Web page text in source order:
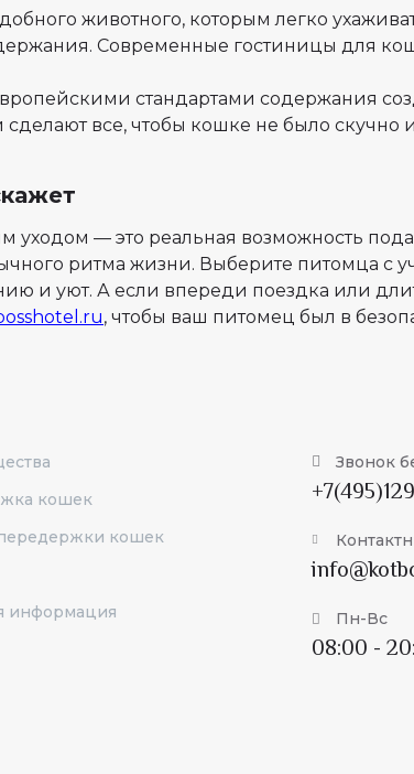
животного, которым легко
Современные гостиницы для
стандартами содержания
все, чтобы кошке не было скучно
уходом — это реальная возможность
ритма жизни. Выберите питомца с
и уют. А если впереди поездка или
, чтобы ваш питомец был в
кошек
кошек
информация
Звонок
Пн-Вс
08:00 -